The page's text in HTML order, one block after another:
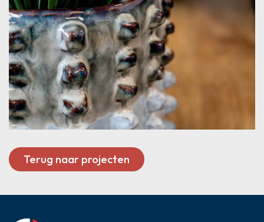
Terug naar projecten